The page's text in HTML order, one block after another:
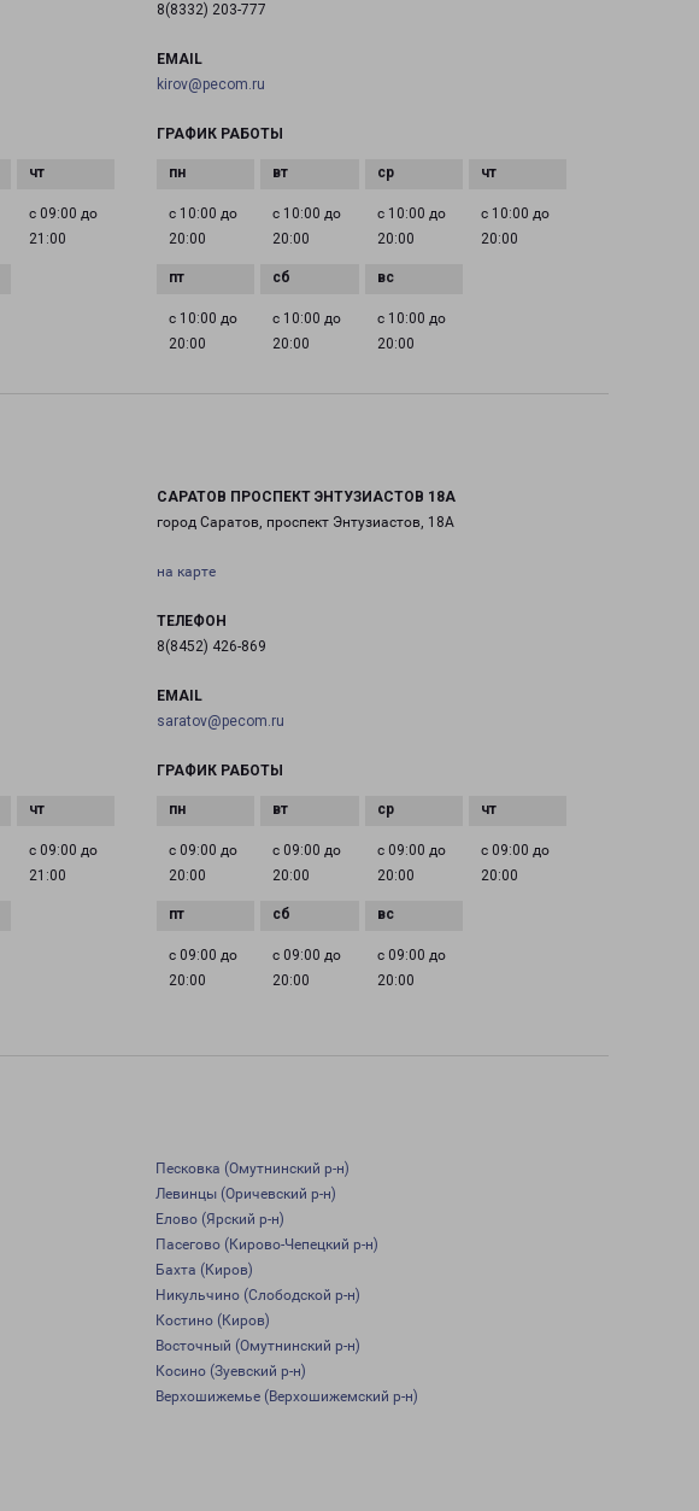
с 09:00 до
21:00
8(8332) 203-777
EMAIL
kirov@pecom.ru
ГРАФИК РАБОТЫ
с 10:00 до
20:00
с 10:00 до
20:00
с 10:00 до
20:00
с 10:00 до
20:00
с 10:00 до
20:00
с 10:00 до
20:00
с 10:00 до
20:00
с 09:00 до
21:00
САРАТОВ ПРОСПЕКТ ЭНТУЗИАСТОВ 18А
город Саратов, проспект Энтузиастов, 18А
на карте
ТЕЛЕФОН
8(8452) 426-869
EMAIL
saratov@pecom.ru
ГРАФИК РАБОТЫ
с 09:00 до
20:00
с 09:00 до
20:00
с 09:00 до
20:00
с 09:00 до
20:00
с 09:00 до
20:00
с 09:00 до
20:00
с 09:00 до
20:00
Песковка (Омутнинский р-н)
Левинцы (Оричевский р-н)
Елово (Ярский р-н)
Пасегово (Кирово-Чепецкий р-н)
Бахта (Киров)
Никульчино (Слободской р-н)
Костино (Киров)
Восточный (Омутнинский р-н)
Косино (Зуевский р-н)
Верхошижемье (Верхошижемский р-н)